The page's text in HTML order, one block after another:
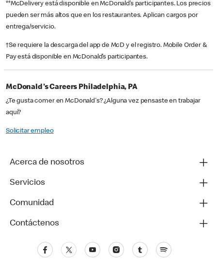
**McDelivery está disponible en McDonald’s participantes. Los precios
pueden ser más altos que en los restaurantes. Aplican cargos por
entrega/servicio.
†Se requiere la descarga del app de McD y el registro. Mobile Order &
Pay está disponible en McDonald’s participantes.
McDonald's Careers Philadelphia, PA
¿Te gusta comer en McDonald's? ¿Alguna vez pensaste en trabajar
aquí?
Solicitar empleo
Acerca de nosotros
Servicios
Comunidad
Contáctenos